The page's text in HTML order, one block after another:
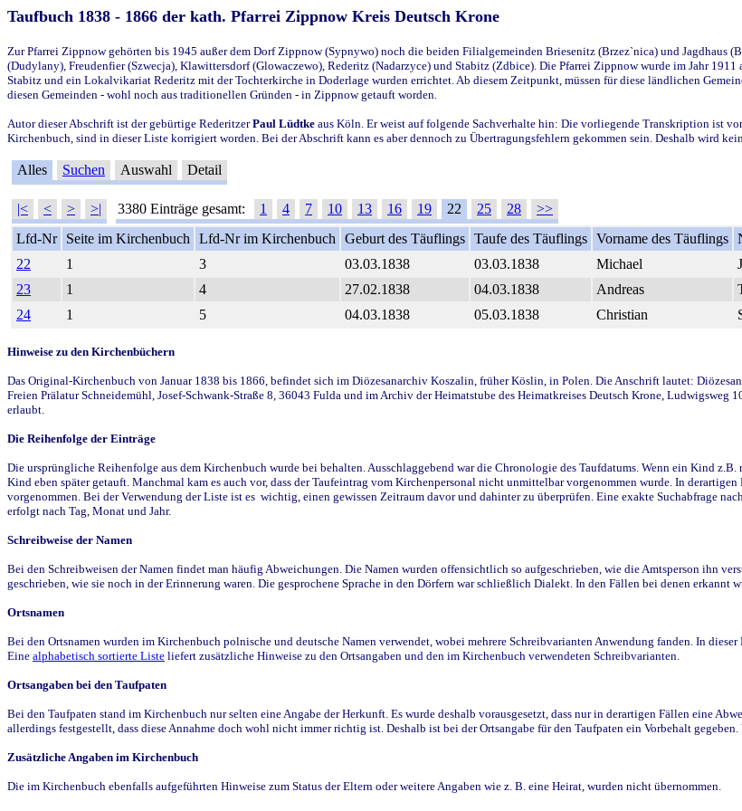
Taufbuch 1838 - 1866 der kath. Pfarrei Zippnow Kreis Deutsch Krone
Zur Pfarrei Zippnow gehörten bis 1945 außer dem Dorf Zippnow (Sypnywo) noch die beiden Filialgemeinden Briesenitz (Brzez`nica) und Jagdhaus
(Dudylany), Freudenfier (Szwecja), Klawittersdorf (Glowaczewo), Rederitz (Nadarzyce) und Stabitz (Zdbice). Die Pfarrei Zippnow wurde im Jahr
Stabitz und ein Lokalvikariat Rederitz mit der Tochterkirche in Doderlage wurden errichtet. Ab diesem Zeitpunkt, müssen für diese ländlichen
diesen Gemeinden - wohl noch aus traditionellen Gründen - in Zippnow getauft worden.
Autor dieser Abschrift ist der gebürtige RederitzerPaul Lüdtke aus Köln. Er weist auf folgende Sachverhalte hin: Die vorliegende Transkription ist
Kirchenbuch, sind in dieser Liste korrigiert worden. Bei der Abschrift kann es aber dennoch zu Übertragungsfehlern gekommen sein. Deshalb wird
Alles Suchen Auswahl Detail
|< < > >| 3380 Einträge gesamt: 1 4 7 10 13 16 19 22 25 28
>>
Lfd-Nr
Seite im Kirchenbuch Lfd-Nr im Kirchenbuch Geburt des Täuflings Taufe des Täuflings Vorname des Täuflings
22
1 3 03.03.1838 03.03.1838 Michael
23
1 4 27.02.1838 04.03.1838 Andreas
24
1 5 04.03.1838 05.03.1838 Christian
Hinweise zu den Kirchenbüchern
Das Original-Kirchenbuch von Januar 1838 bis 1866, befindet sich im Diözesanarchiv Koszalin, früher Köslin, in Polen. Die Anschrift lautet:
Freien Prälatur Schneidemühl, Josef-Schwank-Straße 8, 36043 Fulda und im Archiv der Heimatstube des Heimatkreises Deutsch Krone, Ludwigsweg
erlaubt.
Die Reihenfolge der Einträge
Die ursprüngliche Reihenfolge aus dem Kirchenbuch wurde bei behalten. Ausschlaggebend war die Chronologie des Taufdatums. Wenn ein Kind
Kind eben später getauft. Manchmal kam es auch vor, dass der Taufeintrag vom Kirchenpersonal nicht unmittelbar vorgenommen wurde. In
vorgenommen. Bei der Verwendung der Liste ist es wichtig, einen gewissen Zeitraum davor und dahinter zu überprüfen. Eine exakte Suchabfrage
erfolgt nach Tag, Monat und Jahr.
Schreibweise der Namen
Bei den Schreibweisen der Namen findet man häufig Abweichungen. Die Namen wurden offensichtlich so aufgeschrieben, wie die Amtsperson ihn
geschrieben, wie sie noch in der Erinnerung waren. Die gesprochene Sprache in den Dörfern war schließlich Dialekt. In den Fällen bei denen erkannt
Ortsnamen
Bei den Ortsnamen wurden im Kirchenbuch polnische und deutsche Namen verwendet, wobei mehrere Schreibvarianten Anwendung fanden. In
Eine alphabetisch sortierte Liste liefert zusätzliche Hinweise zu den Ortsangaben und den im Kirchenbuch verwendeten Schreibvarianten.
Ortsangaben bei den Taufpaten
Bei den Taufpaten stand im Kirchenbuch nur selten eine Angabe der Herkunft. Es wurde deshalb vorausgesetzt, dass nur in derartigen Fällen eine
allerdings festgestellt, dass diese Annahme doch wohl nicht immer richtig ist. Deshalb ist bei der Ortsangabe für den Taufpaten ein Vorbehalt
Zusätzliche Angaben im Kirchenbuch
Die im Kirchenbuch ebenfalls aufgeführten Hinweise zum Status der Eltern oder weitere Angaben wie z. B. eine Heirat, wurden nicht übernommen.